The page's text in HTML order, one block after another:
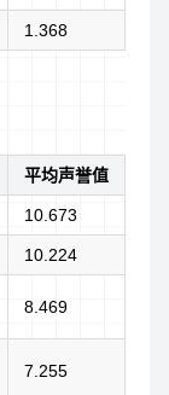
1.368
平均声誉值
10.673
10.224
8.469
7.255